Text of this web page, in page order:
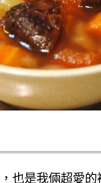
也是我倆超愛